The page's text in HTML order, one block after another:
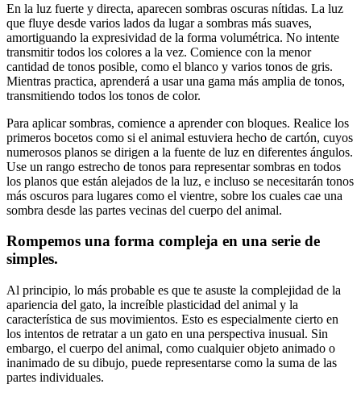
En la luz fuerte y directa, aparecen sombras oscuras nítidas. La luz
que fluye desde varios lados da lugar a sombras más suaves,
amortiguando la expresividad de la forma volumétrica. No intente
transmitir todos los colores a la vez. Comience con la menor
cantidad de tonos posible, como el blanco y varios tonos de gris.
Mientras practica, aprenderá a usar una gama más amplia de tonos,
transmitiendo todos los tonos de color.
Para aplicar sombras, comience a aprender con bloques. Realice los
primeros bocetos como si el animal estuviera hecho de cartón, cuyos
numerosos planos se dirigen a la fuente de luz en diferentes ángulos.
Use un rango estrecho de tonos para representar sombras en todos
los planos que están alejados de la luz, e incluso se necesitarán tonos
más oscuros para lugares como el vientre, sobre los cuales cae una
sombra desde las partes vecinas del cuerpo del animal.
Rompemos una forma compleja en una serie de
simples.
Al principio, lo más probable es que te asuste la complejidad de la
apariencia del gato, la increíble plasticidad del animal y la
característica de sus movimientos. Esto es especialmente cierto en
los intentos de retratar a un gato en una perspectiva inusual. Sin
embargo, el cuerpo del animal, como cualquier objeto animado o
inanimado de su dibujo, puede representarse como la suma de las
partes individuales.